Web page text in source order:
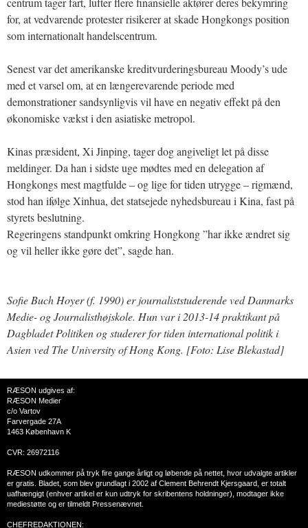
for, at vedvarende protester risikerer at skade Hongkongs position
som internationalt handelscentrum.
Senest var det amerikanske kreditvurderingsbureau Moody’s ude
med et varsel om, at en længerevarende periode med
demonstrationer sandsynligvis vil have en negativ effekt på den
økonomiske vækst i den asiatiske metropol.
Kinas præsident, Xi Jinping, tager dog angiveligt let på disse
meldinger. Da han i sidste uge mødtes med en delegation af
Hongkongs mest magtfulde – og lige for tiden utrygge – rigmænd,
stod han ifølge Xinhua, det statsejede nyhedsbureau i Kina, fast på
styrets beslutning.
Regeringens standpunkt omkring Hongkong ”har ikke ændret sig
og vil heller ikke gøre det”, sagde han.
Sofie Buch Hoyer (f. 1990) er journaliststuderende ved Danmarks
Medie- og Journalisthøjskole. Hun var i 2013-14 praktikant på
Dagbladet Politiken og studerer for tiden international politik i
Asien ved The University of Hong Kong. [Foto: Lise Blekastad]
RÆSON udgives af:
RÆSON Medier
c/o Vartov
Farvergade 27A
1463 København K
CVR: 26972116
RÆSON udkommer på tryk fire gange årligt og løbende på nettet, hvor udvalgte artikler
er gratis. Bladet, som blev grundlagt i 2002 af Clement Behrendt Kjersgaard, er totalt
uafhængigt (enhver artikel er kun udtryk for skribentens holdninger), modtager ikke
mediestøtte og er tilmeldt Pressenævnet.
CHEFREDAKTIONEN: